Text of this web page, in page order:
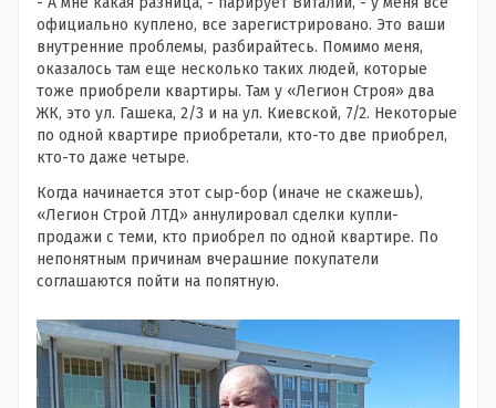
официально куплено, все зарегистрировано. Это ваши
внутренние проблемы, разбирайтесь. Помимо меня,
оказалось там еще несколько таких людей, которые
тоже приобрели квартиры. Там у «Легион Строя» два
ЖК, это ул. Гашека, 2/3 и на ул. Киевской, 7/2. Некоторые
по одной квартире приобретали, кто-то две приобрел,
кто-то даже четыре.
Когда начинается этот сыр-бор (иначе не скажешь),
«Легион Строй ЛТД» аннулировал сделки купли-
продажи с теми, кто приобрел по одной квартире. По
непонятным причинам вчерашние покупатели
соглашаются пойти на попятную.